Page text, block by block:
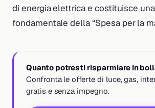
di energia elettrica e costituisce
fondamentale della “Spesa per la
Quanto potresti risparmiare in
Confronta le offerte di luce, gas,
gratis e senza impegno.